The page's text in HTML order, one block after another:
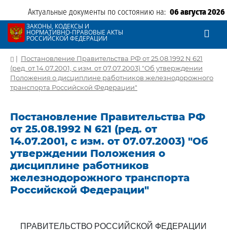
Актуальные документы по состоянию на: 06 августа 2026
ЗАКОНЫ, КОДЕКСЫ И
НОРМАТИВНО-ПРАВОВЫЕ АКТЫ
РОССИЙСКОЙ ФЕДЕРАЦИИ
| Постановление Правительства РФ от 25.08.1992 N 621
(ред. от 14.07.2001, с изм. от 07.07.2003) "Об утверждении
Положения о дисциплине работников железнодорожного
транспорта Российской Федерации"
Постановление Правительства РФ
от 25.08.1992 N 621 (ред. от
14.07.2001, с изм. от 07.07.2003) "Об
утверждении Положения о
дисциплине работников
железнодорожного транспорта
Российской Федерации"
ПРАВИТЕЛЬСТВО РОССИЙСКОЙ ФЕДЕРАЦИИ